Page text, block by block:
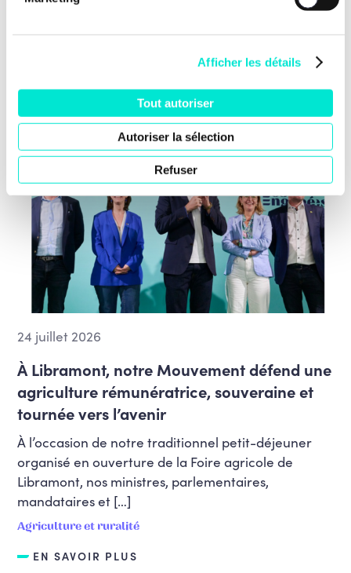
Afficher les détails
Tout autoriser
Autoriser la sélection
Refuser
Nos dernières news
24 juillet 2026
À Libramont, notre Mouvement défend une
agriculture rémunératrice, souveraine et
tournée vers l’avenir
À l’occasion de notre traditionnel petit-déjeuner
organisé en ouverture de la Foire agricole de
Libramont, nos ministres, parlementaires,
mandataires et […]
Agriculture et ruralité
EN SAVOIR PLUS